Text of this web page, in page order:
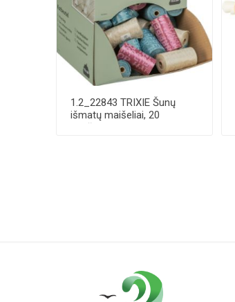
1.2_22843 TRIXIE Šunų
išmatų maišeliai, 20
maišelių-rulone, ...